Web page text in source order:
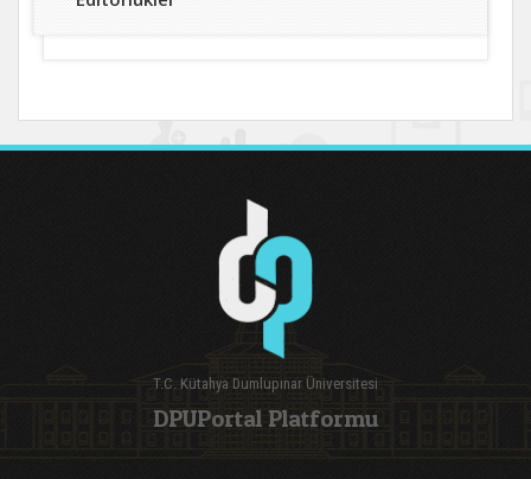
T.C. Kütahya Dumlupınar Üniversitesi
DPUPortal Platformu